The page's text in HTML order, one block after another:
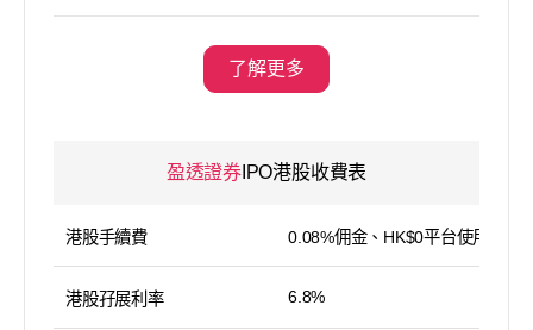
了解更多
盈透證券IPO港股收費表
港股手續費 0.08%佣金、HK$0平台使用費
港股孖展利率 6.8%